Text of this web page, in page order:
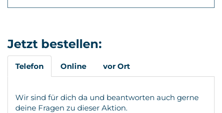
Jetzt bestellen:
Telefon Online vor Ort
Wir sind für dich da und beantworten auch gerne
deine Fragen zu dieser Aktion.